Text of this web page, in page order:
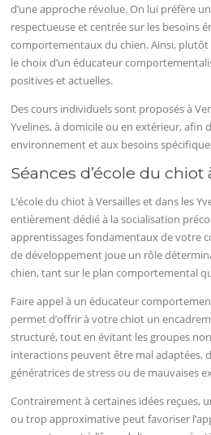
d’une approche révolue. On lui préfère
respectueuse et centrée sur les besoins
comportementaux du chien. Ainsi, plutôt
le choix d’un éducateur
positives et actuelles.
Des cours individuels sont proposés à
Yvelines, à domicile ou en extérieur, afin
environnement et aux besoins
Séances d’école du chiot
L’école du chiot à Versailles et dans les
entièrement dédié à la socialisation
apprentissages fondamentaux de votre
de développement joue un rôle
chien, tant sur le plan comportemental
Faire appel à un éducateur
permet d’offrir à votre chiot un
structuré, tout en évitant les groupes
interactions peuvent être mal adaptées,
génératrices de stress ou de mauvaises
Contrairement à certaines idées reçues,
ou trop approximative peut favoriser